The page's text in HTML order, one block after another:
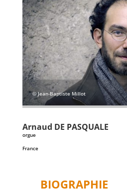
© Jean-Baptiste Millot
Arnaud DE PASQUALE
orgue
France
BIOGRAPHIE